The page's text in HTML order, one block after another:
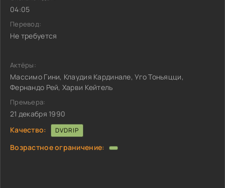
04:05
Перевод:
Не требуется
Актёры:
Массимо Гини, Клаудия Кардинале, Уго Тоньяцци,
Фернандо Рей, Харви Кейтель
Премьера:
21 декабря 1990
Качество:
DVDRIP
Возрастное ограничение: